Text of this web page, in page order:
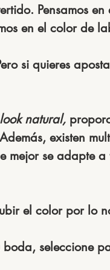
Pensamos en
en el color de
si quieres
natural,
existen
mejor se adapte
el color por lo
seleccione